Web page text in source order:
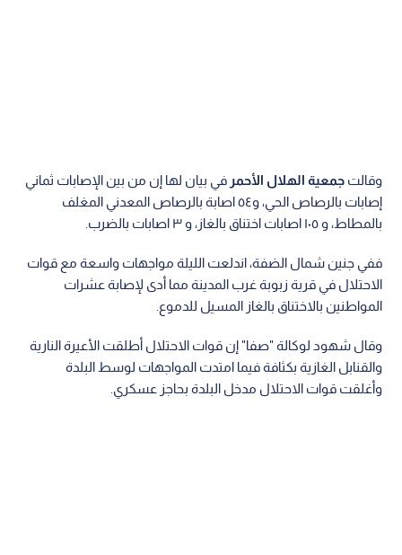
وقالتجمعية الهلال الأحمرفي بيان لها إن من بين الإصابات ثماني
إصابات بالرصاص الحي، و٥٤ اصابة بالرصاص المعدني المغلف
بالمطاط، و ١٠٥ اصابات اختناق بالغاز، و ٣ اصابات بالضرب.
ففي جنين شمال الضفة، اندلعت الليلة مواجهات واسعة مع قوات
الاحتلال في قرية زبوبة غرب المدينة مما أدى لإصابة عشرات
المواطنين بالاختناق بالغاز المسيل للدموع.
وقال شهود لوكالة "صفا" إن قوات الاحتلال أطلقت الأعيرة النارية
والقنابل الغازية بكثافة فيما امتدت المواجهات لوسط البلدة
وأغلقت قوات الاحتلال مدخل البلدة بحاجز عسكري.